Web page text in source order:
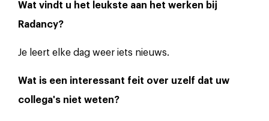
Wat vindt u het leukste aan het werken bij
Radancy?
Je leert elke dag weer iets nieuws.
Wat is een interessant feit over uzelf dat uw
collega's niet weten?